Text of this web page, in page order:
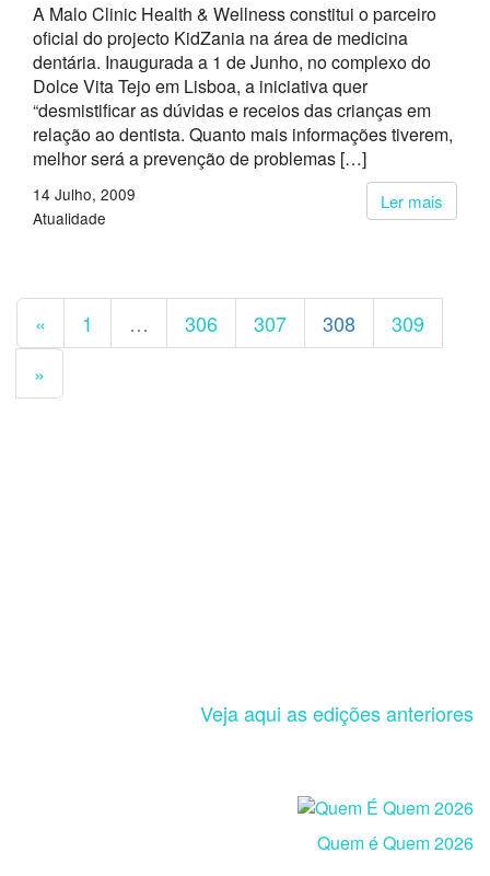
A Malo Clinic Health & Wellness constitui o parceiro
oficial do projecto KidZania na área de medicina
dentária. Inaugurada a 1 de Junho, no complexo do
Dolce Vita Tejo em Lisboa, a iniciativa quer
“desmistificar as dúvidas e receios das crianças em
relação ao dentista. Quanto mais informações tiverem,
melhor será a prevenção de problemas […]
Ler mais
14 Julho, 2009
Atualidade
« 1 … 306 307 308
309
»
Veja aqui as edições anteriores
Quem é Quem 2026